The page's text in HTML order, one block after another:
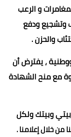
و الرعب
وتشجيع ودفع
والحزن .
، يفترض أن
مع منح الشهادة
بيتي وبيتك ولكل
من خلال إعلامنا .